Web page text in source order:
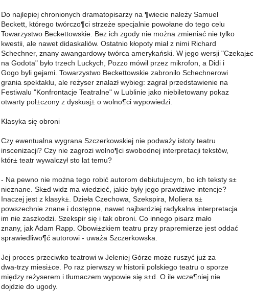
Do najlepiej chronionych dramatopisarzy na ¶wiecie należy Samuel
Beckett, którego twórczo¶ci strzeże specjalnie powołane do tego celu
Towarzystwo Beckettowskie. Bez ich zgody nie można zmieniać nie tylko
kwestii, ale nawet didaskaliów. Ostatnio kłopoty miał z nimi Richard
Schechner, znany awangardowy twórca amerykański. W jego wersji "Czekaj±c
na Godota" było trzech Luckych, Pozzo mówił przez mikrofon, a Didi i
Gogo byli gejami. Towarzystwo Beckettowskie zabroniło Schechnerowi
grania spektaklu, ale reżyser znalazł wybieg: zagrał przedstawienie na
Festiwalu "Konfrontacje Teatralne" w Lublinie jako niebiletowany pokaz
otwarty poł±czony z dyskusj± o wolno¶ci wypowiedzi.
Klasyka się obroni
Czy ewentualna wygrana Szczerkowskiej nie podważy istoty teatru
inscenizacji? Czy nie zagrozi wolno¶ci swobodnej interpretacji tekstów,
któr± teatr wywalczył sto lat temu?
- Na pewno nie można tego robić autorom debiutuj±cym, bo ich teksty s±
nieznane. Sk±d widz ma wiedzieć, jakie były jego prawdziwe intencje?
Inaczej jest z klasyk±. Dzieła Czechowa, Szekspira, Moliera s±
powszechnie znane i dostępne, nawet najbardziej radykalna interpretacja
im nie zaszkodzi. Szekspir się i tak obroni. Co innego pisarz mało
znany, jak Adam Rapp. Obowi±zkiem teatru przy prapremierze jest oddać
sprawiedliwo¶ć autorowi - uważa Szczerkowska.
Jej proces przeciwko teatrowi w Jeleniej Górze może ruszyć już za
dwa-trzy miesi±ce. Po raz pierwszy w historii polskiego teatru o sporze
między reżyserem i tłumaczem wypowie się s±d. O ile wcze¶niej nie
dojdzie do ugody.